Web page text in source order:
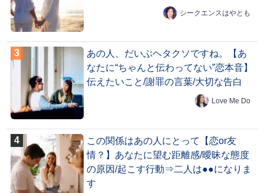
シークエンスはやとも
あの人、だいぶヘタクソですね。【あ
なたに“ちゃんと伝わってない”恋本音】
伝えたいこと/謝罪の言葉/大切な告白
Love Me Do
この関係はあの人にとって【恋or友
情？】あなたに望む距離感/曖昧な態度
の原因/起こす行動⇒二人は●●になりま
す